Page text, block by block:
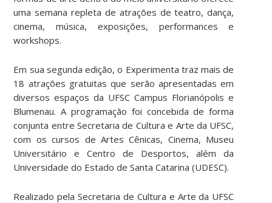
uma semana repleta de atrações de teatro, dança,
cinema, música, exposições, performances e
workshops.
Em sua segunda edição, o Experimenta traz mais de
18 atrações gratuitas que serão apresentadas em
diversos espaços da UFSC Campus Florianópolis e
Blumenau. A programação foi concebida de forma
conjunta entre Secretaria de Cultura e Arte da UFSC,
com os cursos de Artes Cênicas, Cinema, Museu
Universitário e Centro de Desportos, além da
Universidade do Estado de Santa Catarina (UDESC).
Realizado pela Secretaria de Cultura e Arte da UFSC